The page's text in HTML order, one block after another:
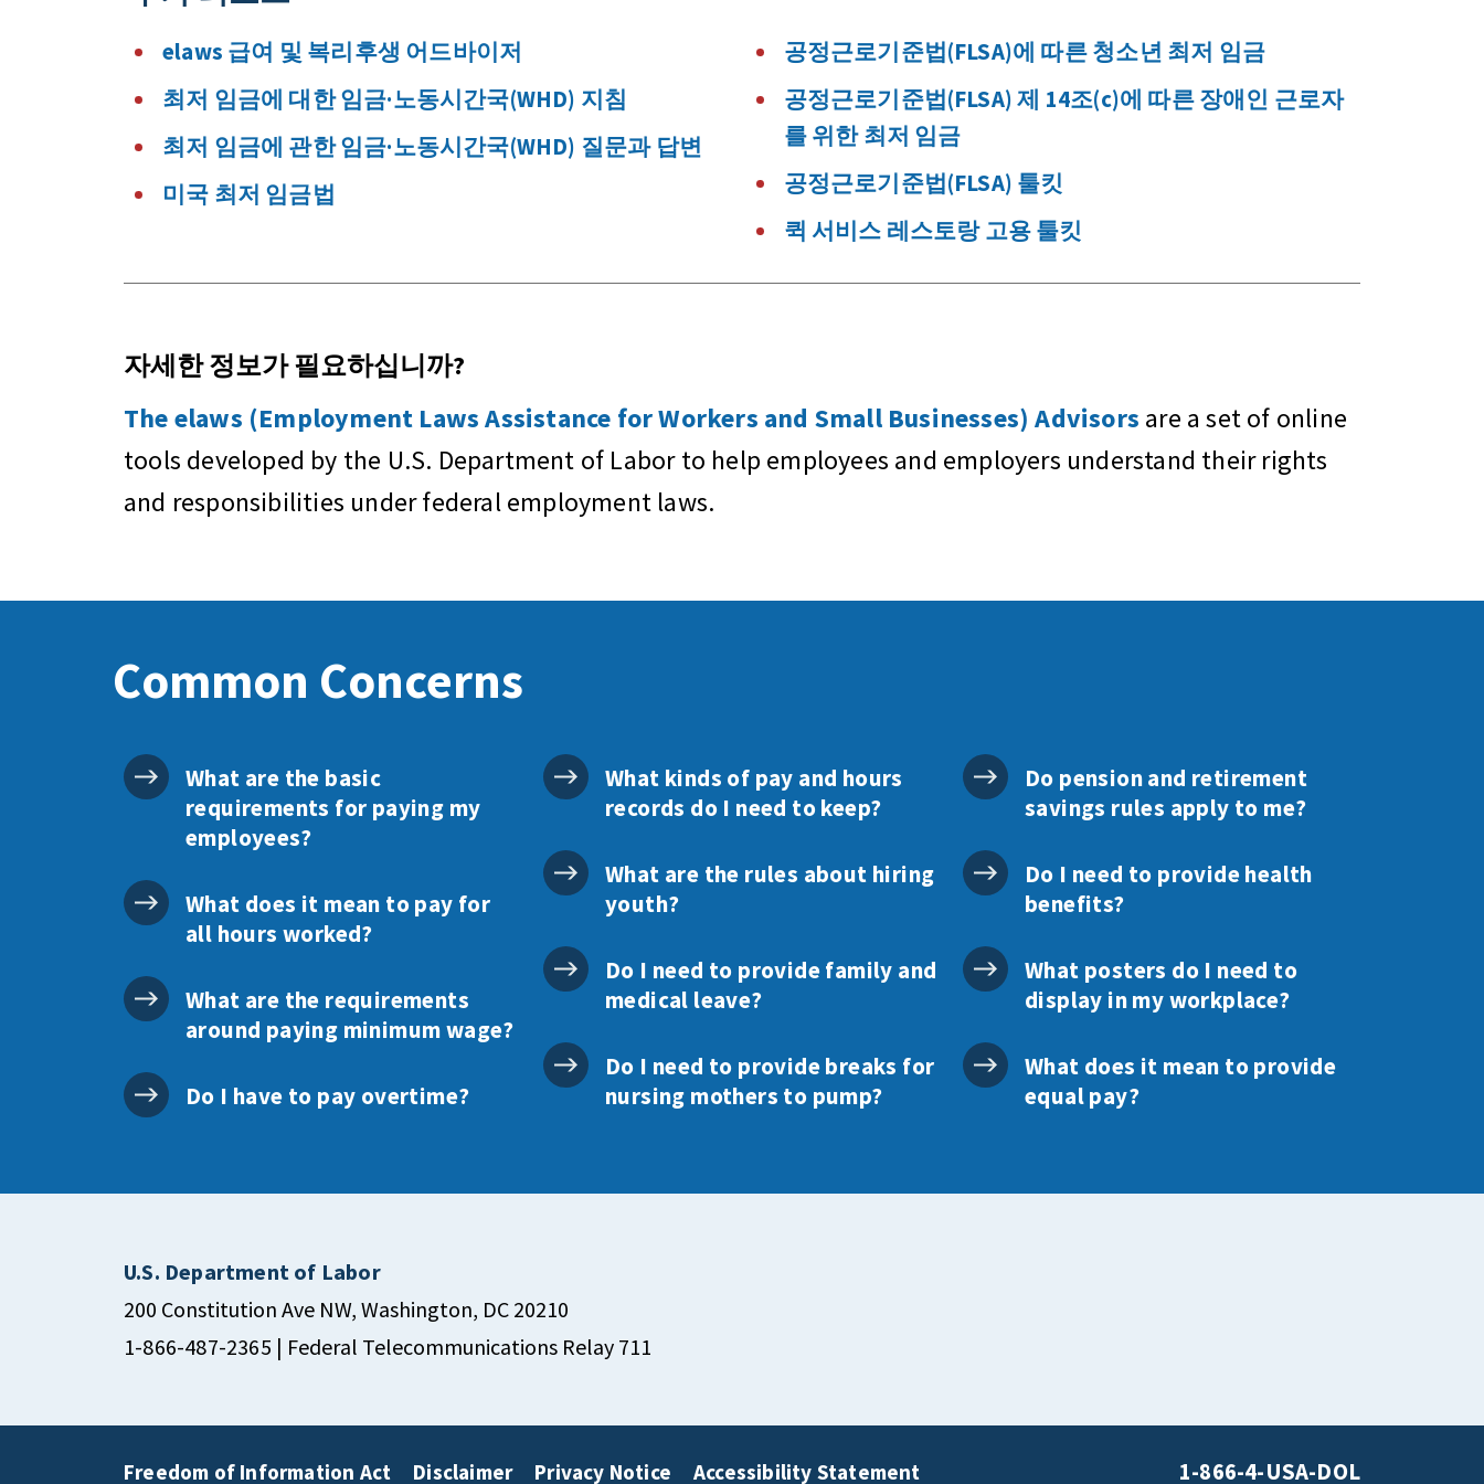
elaws 급여 및 복리후생 어드바이저
최저 임금에 대한 임금·노동시간국(WHD) 지침
최저 임금에 관한 임금·노동시간국(WHD) 질문과 답변
미국 최저 임금법
공정근로기준법(FLSA)에 따른 청소년 최저 임금
공정근로기준법(FLSA) 제 14조(c)에 따른 장애인 근로자
를 위한 최저 임금
공정근로기준법(FLSA) 툴킷
퀵 서비스 레스토랑 고용 툴킷
자세한 정보가 필요하십니까?
The elaws (Employment Laws Assistance for Workers and Small Businesses) Advisors are a set of online
tools developed by the U.S. Department of Labor to help employees and employers understand their rights
and responsibilities under federal employment laws.
Common Concerns
What are the basic
requirements for paying my
employees?
What does it mean to pay for
all hours worked?
What are the requirements
around paying minimum wage?
Do I have to pay overtime?
What kinds of pay and hours
records do I need to keep?
What are the rules about hiring
youth?
Do I need to provide family and
medical leave?
Do I need to provide breaks for
nursing mothers to pump?
Do pension and retirement
savings rules apply to me?
Do I need to provide health
benefits?
What posters do I need to
display in my workplace?
What does it mean to provide
equal pay?
U.S. Department of Labor
200 Constitution Ave NW, Washington, DC 20210
1-866-487-2365 | Federal Telecommunications Relay 711
Freedom of Information Act Disclaimer Privacy Notice Accessibility Statement 1-866-4-USA-DOL